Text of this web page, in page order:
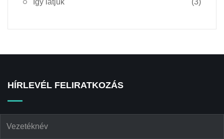
HÍRLEVÉL FELIRATKOZÁS